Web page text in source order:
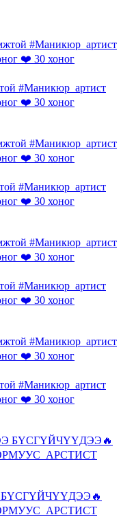
#Маникюр_артист
❤️ 30 хоног
#Маникюр_артист
❤️ 30 хоног
#Маникюр_артист
❤️ 30 хоног
#Маникюр_артист
❤️ 30 хоног